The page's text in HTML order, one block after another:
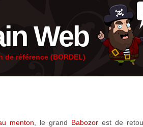
Web
de référence (BORDEL)
menton , le grand Babozorest de